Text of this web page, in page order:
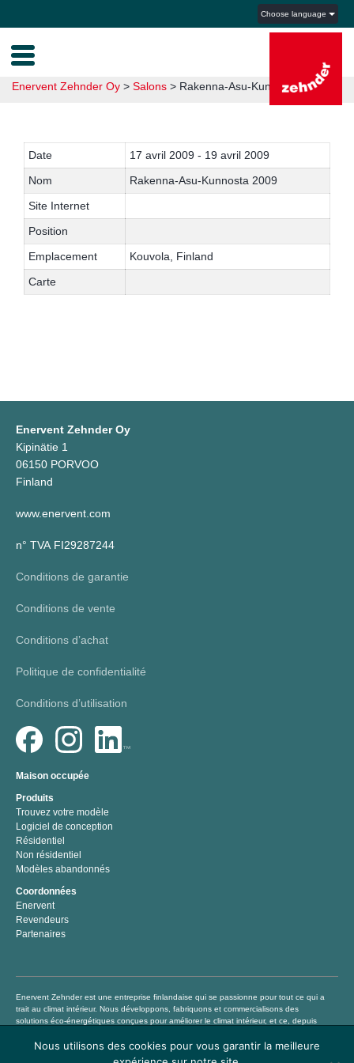
Choose language
Enervent Zehnder Oy > Salons > Rakenna-Asu-Kunnosta 2009
Date
17 avril 2009 - 19 avril 2009
Nom
Rakenna-Asu-Kunnosta 2009
Site Internet
Position
Emplacement
Kouvola, Finland
Carte
Enervent Zehnder Oy
Kipinätie 1
06150 PORVOO
Finland
www.enervent.com
n° TVA FI29287244
Conditions de garantie
Conditions de vente
Conditions d’achat
Politique de confidentialité
Conditions d’utilisation
Maison occupée
Produits
Trouvez votre modèle
Logiciel de conception
Résidentiel
Non résidentiel
Modèles abandonnés
Coordonnées
Enervent
Revendeurs
Partenaires
Enervent Zehnder est une entreprise finlandaise qui se passionne pour tout ce qui a
trait au climat intérieur. Nous développons, fabriquons et commercialisons des
solutions éco-énergétiques conçues pour améliorer le climat intérieur, et ce, depuis
intérieur sain et confortable en proposant des produits de traitement de l’air de
qualité supérieure permettant non seulement d’économiser de l’argent mais
Nous utilisons des cookies pour vous garantir la meilleure